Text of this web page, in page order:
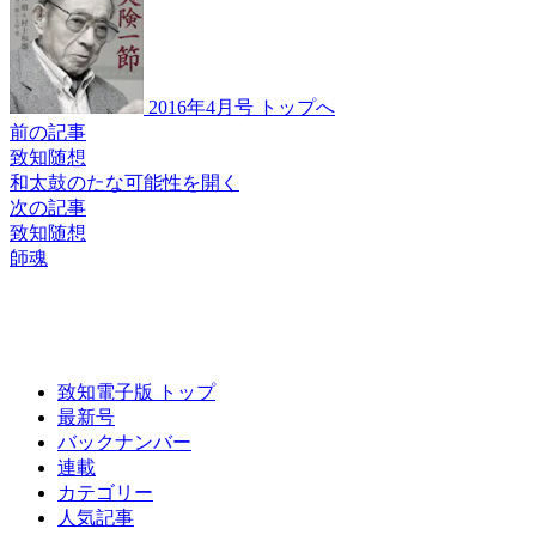
2016年4月号 トップへ
前の記事
致知随想
和太鼓のたな可能性を開く
次の記事
致知随想
師魂
致知電子版 トップ
最新号
バックナンバー
連載
カテゴリー
人気記事